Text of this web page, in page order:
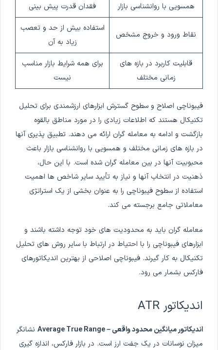
همسویی با روانشناسی بازار فقدان قدرت پیش بینی
نقاط ورود و خروج مشخص
استفاده بیش از حد و تعصب
زیاد به آن
قابلیت کاربرد در بازه های
زمانی مختلف
برای همه شرایط بازار مناسب
نیست
فیبوناچی اصلاح و سطوح گسترش ابزارهای ارزشمندی برای تحلیل
تکنیکال هستند که اطلاعات زیادی را در مورد مناطق بالقوه
بازگشت و ادامه به معامله گران ارائه می دهند. تطبیق پذیری آنها
در بازه های زمانی مختلف و همسویی با روانشناسی بازار باعث
محبوبیت آنها در بین معامله گران شده است. با این حال،
ذهنیت در انتخاب آنها و نیاز به تأیید سایر شاخص ها اهمیت
استفاده از سطوح فیبوناچی را به عنوان بخشی از یک استراتژی
معاملاتی جامع برجسته می کند.
معامله گران باید به محدودیت های خود توجه داشته باشند و
ابزارهای فیبوناچی را با احتیاط در ارتباط با سایر روش های تحلیل
تکنیکال به کار گیرند. فیبوناچی اصلاحی از بهترین اندیکاتورهای
فارکس بشمار می رود.
اندیکاتور ATR
اندیکاتور میانگین محدود واقعی – Average True Range
نشانگر
میزان نوسانات در یک جفت ارز است. در بازار فارکس، اندازه گیری